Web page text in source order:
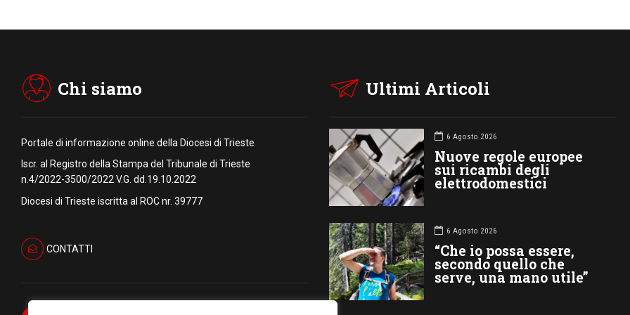
Chi siamo
Portale di informazione online della Diocesi di Trieste
Iscr. al Registro della Stampa del Tribunale di Trieste
n.4/2022-3500/2022 V.G. dd.19.10.2022
Diocesi di Trieste iscritta al ROC nr. 39777
CONTATTI
Ultimi Articoli
6 Agosto 2026
Nuove regole europee
sui ricambi degli
elettrodomestici
6 Agosto 2026
“Che io possa essere,
secondo quello che
serve, una mano utile”